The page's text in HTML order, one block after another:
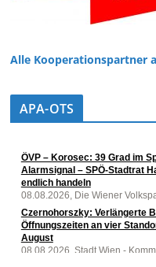
Alle Kooperationspartner
APA-OTS